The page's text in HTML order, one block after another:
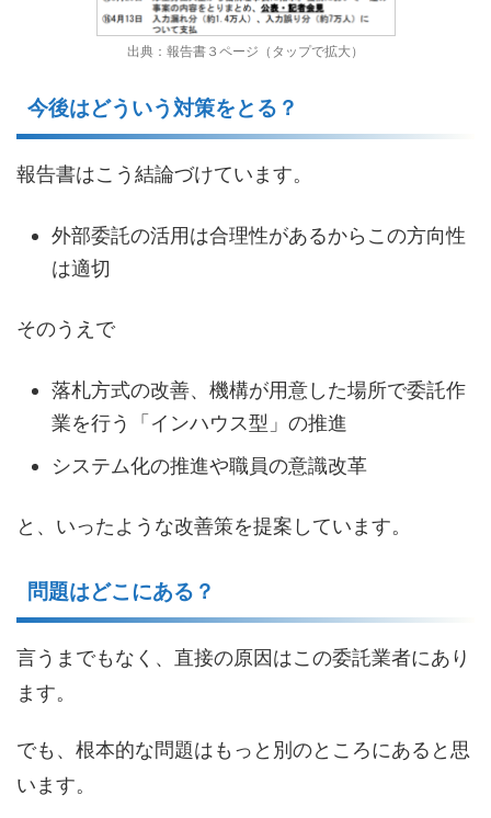
出典：報告書３ページ（タップで拡大）
今後はどういう対策をとる？
報告書はこう結論づけています。
外部委託の活用は合理性があるからこの方向性
は適切
そのうえで
落札方式の改善、機構が用意した場所で委託作
業を行う「インハウス型」の推進
システム化の推進や職員の意識改革
と、いったような改善策を提案しています。
問題はどこにある？
言うまでもなく、直接の原因はこの委託業者にあり
ます。
でも、根本的な問題はもっと別のところにあると思
います。